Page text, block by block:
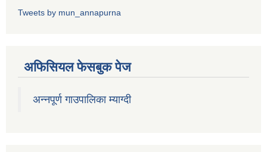
Tweets by mun_annapurna
अफिसियल फेसबुक पेज
अन्नपूर्ण गाउपालिका म्याग्दी